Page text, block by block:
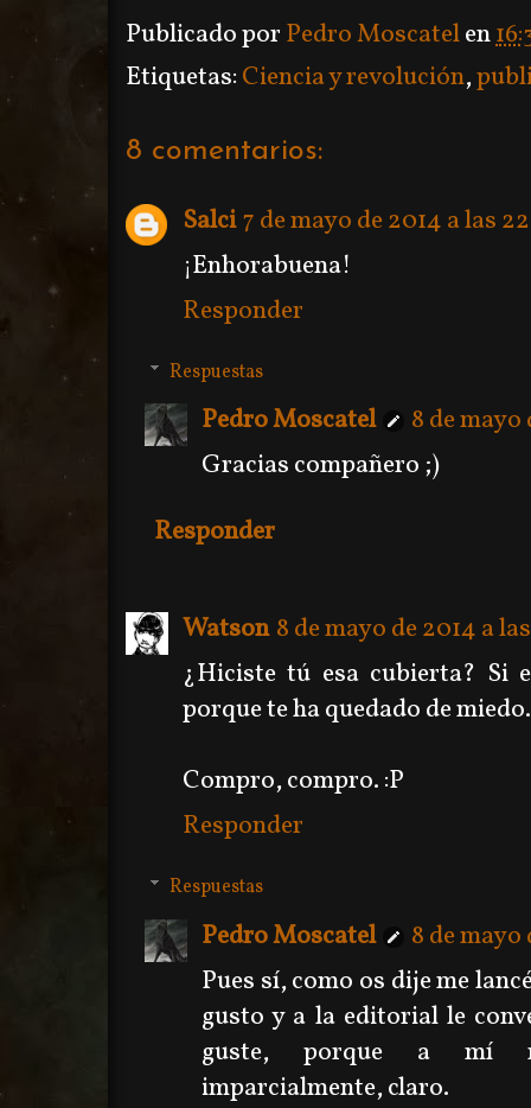
Publicado porPedro Moscatelen
Etiquetas:Ciencia y revolución,
8 comentarios:
Salci7 de mayo de 2014 a las
¡Enhorabuena!
Responder
Respuestas
Pedro Moscatel
8 de mayo
Gracias compañero ;)
Responder
Watson 8 de mayo de 2014 a
¿Hiciste tú esa cubierta? Si
porque te ha quedado de miedo.
Compro, compro. :P
Responder
Respuestas
Pedro Moscatel
8 de mayo
Pues sí, como os dije me
gusto y a la editorial le
guste, porque a mí
imparcialmente, claro.